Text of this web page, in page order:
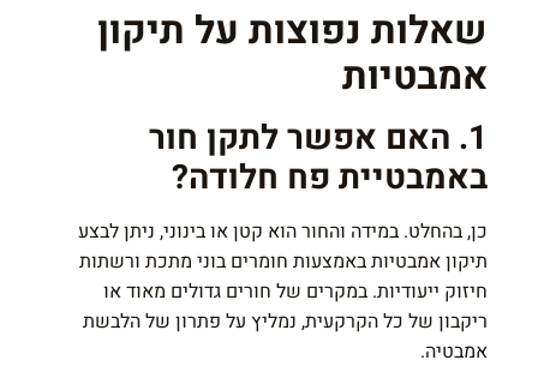
שאלות נפוצות על תיקון
אמבטיות
1. האם אפשר לתקן חור
באמבטיית פח חלודה?
כן, בהחלט. במידה והחור הוא קטן או בינוני, ניתן לבצע
תיקון אמבטיות באמצעות חומרים בוני מתכת ורשתות
חיזוק ייעודיות. במקרים של חורים גדולים מאוד או
ריקבון של כל הקרקעית, נמליץ על פתרון של הלבשת
אמבטיה.